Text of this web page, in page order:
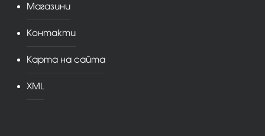
Магазини
Контакти
Карта на сайта
XML